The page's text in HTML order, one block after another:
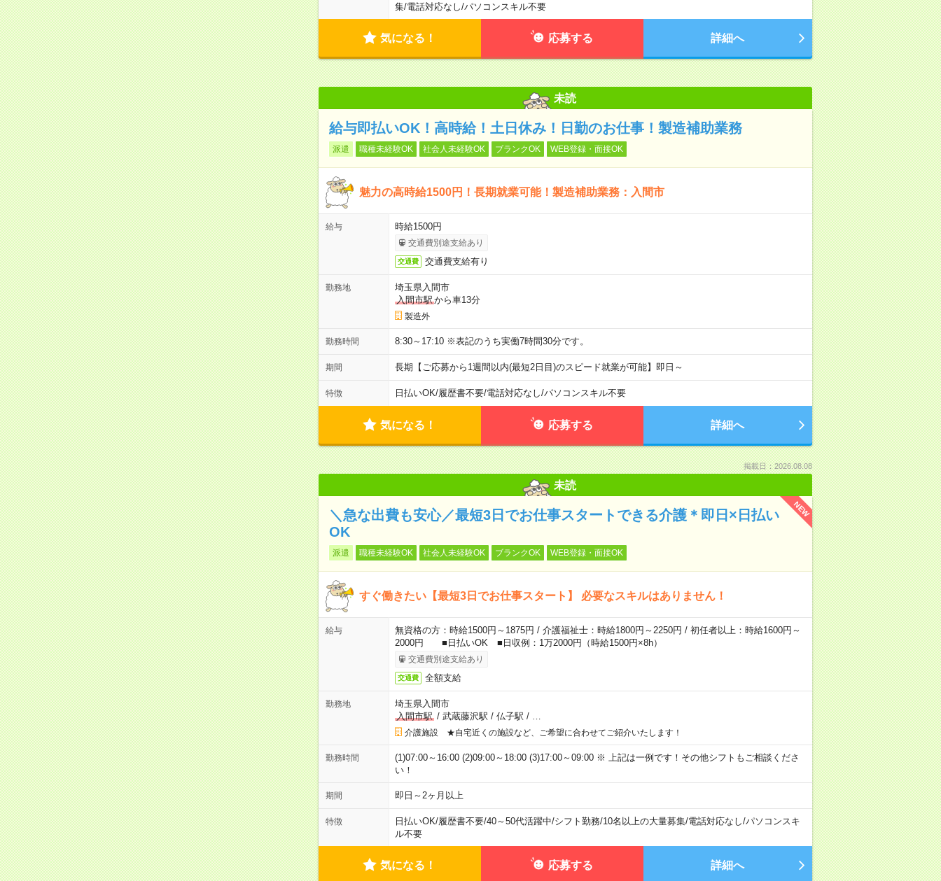
集/電話対応なし/パソコンスキル不要
気になる！ 応募する 詳細へ
未読
給与即払いOK！高時給！土日休み！日勤のお仕事！製造補助業務
派遣 職種未経験OK 社会人未経験OK ブランクOK WEB登録・面接OK
魅力の高時給1500円！長期就業可能！製造補助業務：入間市
給与 時給1500円
交通費別途支給あり
交通費 交通費支給有り
勤務地
埼玉県入間市
入間市駅から車13分
製造外
勤務時間 8:30～17:10 ※表記のうち実働7時間30分です。
期間 長期【ご応募から1週間以内(最短2日目)のスピード就業が可能】即日～
特徴 日払いOK/履歴書不要/電話対応なし/パソコンスキル不要
気になる！ 応募する 詳細へ
掲載日：2026.08.08
未読
NEW
＼急な出費も安心／最短3日でお仕事スタートできる介護＊即日×日払い
OK
派遣 職種未経験OK 社会人未経験OK ブランクOK WEB登録・面接OK
すぐ働きたい【最短3日でお仕事スタート】 必要なスキルはありません！
給与
無資格の方：時給1500円～1875円 / 介護福祉士：時給1800円～2250円 / 初任者以上：時給1600円～
2000円 ■日払いOK ■日収例：1万2000円（時給1500円×8h）
交通費別途支給あり
交通費 全額支給
勤務地
埼玉県入間市
入間市駅/ 武蔵藤沢駅 / 仏子駅 /
介護施設 ★自宅近くの施設など、ご希望に合わせてご紹介いたします！
勤務時間
(1)07:00～16:00 (2)09:00～18:00 (3)17:00～09:00 ※ 上記は一例です！その他シフトもご相談くださ
い！
期間 即日～2ヶ月以上
特徴 日払いOK/履歴書不要/40～50代活躍中/シフト勤務/10名以上の大量募集/電話対応なし/パソコンスキ
ル不要
気になる！ 応募する 詳細へ